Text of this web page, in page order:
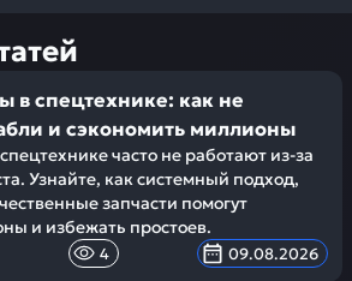
в спецтехнике: как не
и сэкономить миллионы
часто не работают из-за
Узнайте, как системный подход,
запчасти помогут
и избежать простоев.
4 09.08.2026